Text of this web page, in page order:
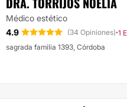
Médico estético
4.9
(34 Opiniones)·1
sagrada familia 1393, Córdoba